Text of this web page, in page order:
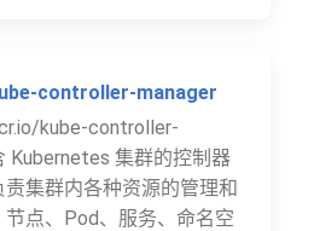
controller-manager
kube-controller-
Kubernetes 集群的控制器
责集群内各种资源的管理和
点、Pod、服务、命名空